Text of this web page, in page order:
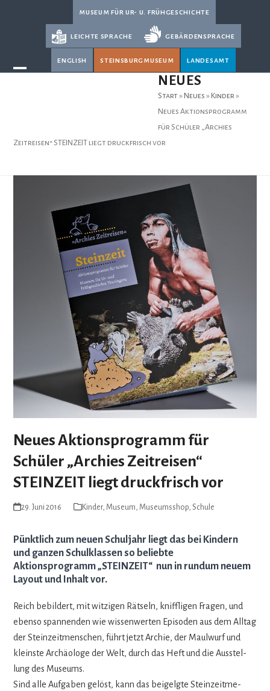
museum für ur- u. frühgeschichte
leichte sprache gebärdensprache
english steinsburgmuseum landesamt
NEUES
Start » Neues » Kinder »
Neues Aktionsprogramm
für Schüler „Archies
Zeitreisen“ STEINZEIT liegt druckfrisch vor
Neues Aktionsprogramm für
Schüler „Archies Zeitreisen“
STEINZEIT liegt druckfrisch vor
29. Juni 2016 Kinder, Museum, Museumsshop, Schule
Pünktlich zum neuen Schuljahr liegt das bei Kindern
und ganzen Schulklassen so beliebte
Aktionsprogramm„STEINZEIT“ nun in rundum neuem
Layout und Inhalt vor.
Reich bebil­dert, mit wit­zi­gen Rät­seln, kniff­li­gen Fra­gen, und
ebenso span­nen­den wie wis­sen­wer­ten Epi­so­den aus dem All­tag
der Stein­zeit­men­schen, führt jetzt Archie, der Maul­wurf und
kleinste Archäo­loge der Welt, durch das Heft und die Aus­stel­
lung des Museums.
Sind alle Auf­ga­ben gelöst, kann das bei­gelgte Stein­zeit­me­